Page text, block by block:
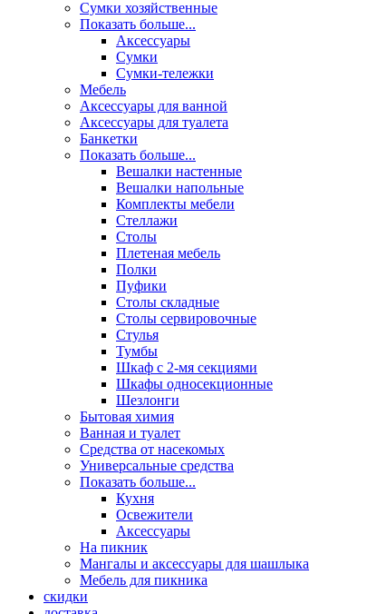
Сумки хозяйственные
Показать больше...
Аксессуары
Сумки
Сумки-тележки
Мебель
Аксессуары для ванной
Аксессуары для туалета
Банкетки
Показать больше...
Вешалки настенные
Вешалки напольные
Комплекты мебели
Стеллажи
Столы
Плетеная мебель
Полки
Пуфики
Столы складные
Столы сервировочные
Стулья
Тумбы
Шкаф с 2-мя секциями
Шкафы односекционные
Шезлонги
Бытовая химия
Ванная и туалет
Средства от насекомых
Универсальные средства
Показать больше...
Кухня
Освежители
Аксессуары
На пикник
Мангалы и аксессуары для шашлыка
Мебель для пикника
скидки